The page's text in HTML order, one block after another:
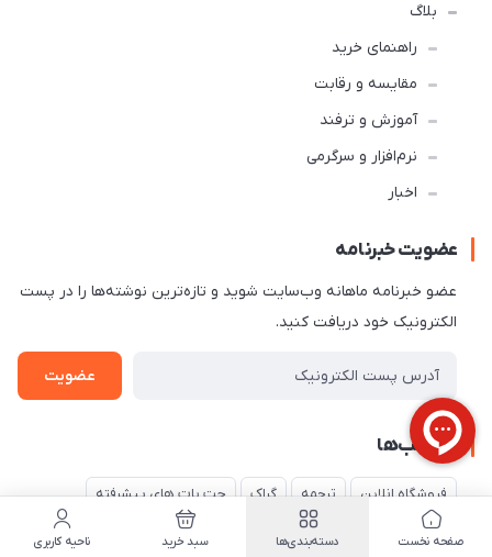
بلاگ
راهنمای خرید
مقایسه و رقابت
آموزش و ترفند
نرم‌افزار و سرگرمی
اخبار
عضویت خبرنامه
عضو خبرنامه ماهانه وب‌سایت شوید و تازه‌ترین نوشته‌ها را در پست
الکترونیک خود دریافت کنید.
عضویت
برچسب‌ها
فروشگاه انلاین ترجمه گراک چت بات های پیشرفته
ChatGPT vs Gemini
iPhoneTips
Grok گوشی های برتر صفحه نخست دسته‌بندی‌ها سبد خرید ناحیه کاربری